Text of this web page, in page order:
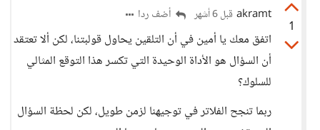
1
akramt قبل 6 أشهر أضف ردا
اتفق معك يا أمين في أن التلقين يحاول قولبتنا، لكن ألا تعتقد
أن السؤال هو الأداة الوحيدة التي تكسر هذا التوقع المثالي
للسلوك؟
ربما تنجح الفلاتر في توجيهنا لزمن طويل، لكن لحظة السؤال